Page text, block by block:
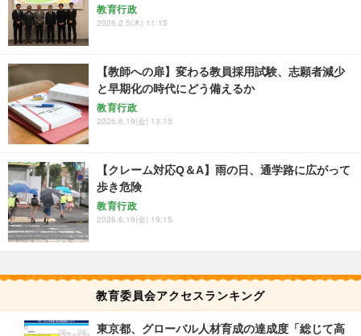
教育行政
2026.2.5(木) 11:15
【教師への扉】変わる教員採用試験、志願者減少
と早期化の時代にどう備えるか
教育行政
2026.6.19(金) 13:15
【クレーム対応Q＆A】雨の日、通学路に広がって
歩き危険
教育行政
2026.6.19(金) 19:15
教育委員会アクセスランキング
東京都、グローバル人材育成の達成度「総じて高